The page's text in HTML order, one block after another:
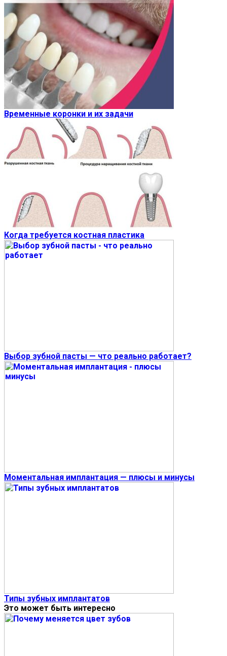
Временные коронки и их задачи
Когда требуется костная пластика
Выбор зубной пасты — что реально работает?
Моментальная имплантация — плюсы и минусы
Типы зубных имплантатов
Это может быть интересно